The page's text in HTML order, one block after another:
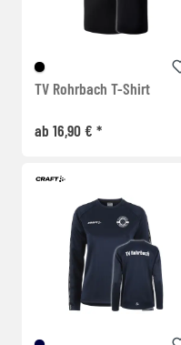
TV Rohrbach T-Shirt
ab 16,90 € *